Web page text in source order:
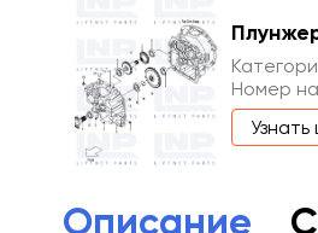
Номер
Узнать
Описание